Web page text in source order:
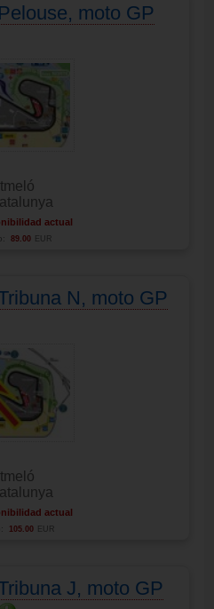
moto GP
actual
89.00 EUR
N, moto GP
actual
105.00 EUR
J, moto GP